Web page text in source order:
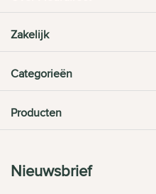
Zakelijk
Categorieën
Producten
Nieuwsbrief